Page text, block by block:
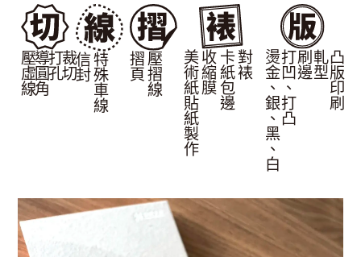
壓虛線導圓角打孔裁切信封特殊車線 摺頁壓摺線 美術紙貼紙製作收縮膜卡紙包邊對裱 燙金、銀、黑、白打凹、打凸刷邊軋型凸版印刷